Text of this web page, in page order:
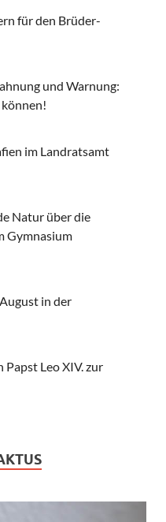
für den Brüder-
und Warnung:
im Landratsamt
Natur über die
Gymnasium
in der
Leo XIV. zur